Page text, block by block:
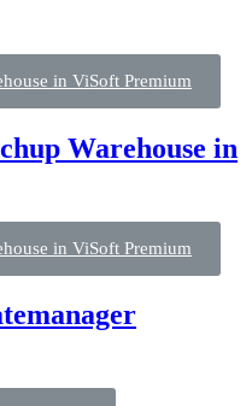
in ViSoft Premium
Warehouse in
in ViSoft Premium